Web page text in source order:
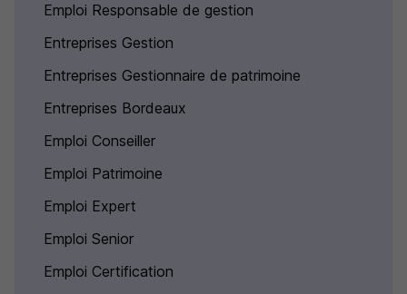
Emploi Responsable de gestion
Entreprises Gestion
Entreprises Gestionnaire de patrimoine
Entreprises Bordeaux
Emploi Conseiller
Emploi Patrimoine
Emploi Expert
Emploi Senior
Emploi Certification